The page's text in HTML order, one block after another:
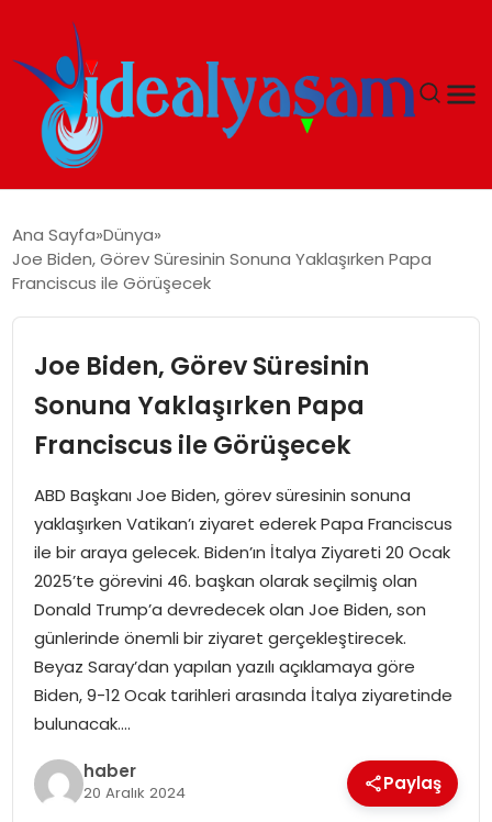
GÜNDEM
İDEAL SPOR
YAŞAM
MAGAZIN
SAĞLIK
SOSYAL HABER
Ana Sayfa Dünya
Joe Biden, Görev Süresinin Sonuna Yaklaşırken Papa
Franciscus ile Görüşecek
Joe Biden, Görev Süresinin
Sonuna Yaklaşırken Papa
Franciscus ile Görüşecek
ABD Başkanı Joe Biden, görev süresinin sonuna
yaklaşırken Vatikan’ı ziyaret ederek Papa Franciscus
ile bir araya gelecek. Biden’ın İtalya Ziyareti 20 Ocak
2025’te görevini 46. başkan olarak seçilmiş olan
Donald Trump’a devredecek olan Joe Biden, son
günlerinde önemli bir ziyaret gerçekleştirecek.
Beyaz Saray’dan yapılan yazılı açıklamaya göre
Biden, 9-12 Ocak tarihleri arasında İtalya ziyaretinde
bulunacak….
haber
20 Aralık 2024 Paylaş